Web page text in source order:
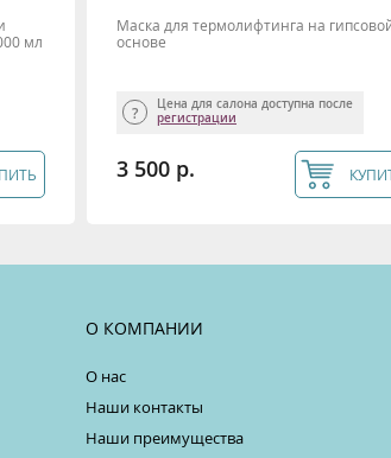
мл
Маска для термолифтинга на
основе
Цена для салона доступна после
регистрации
3 500 р.
О КОМПАНИИ
О нас
Наши контакты
Наши преимущества